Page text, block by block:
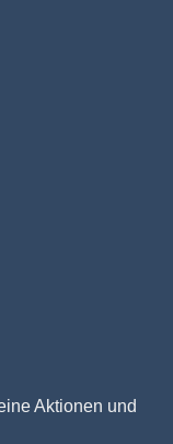
Aktionen und